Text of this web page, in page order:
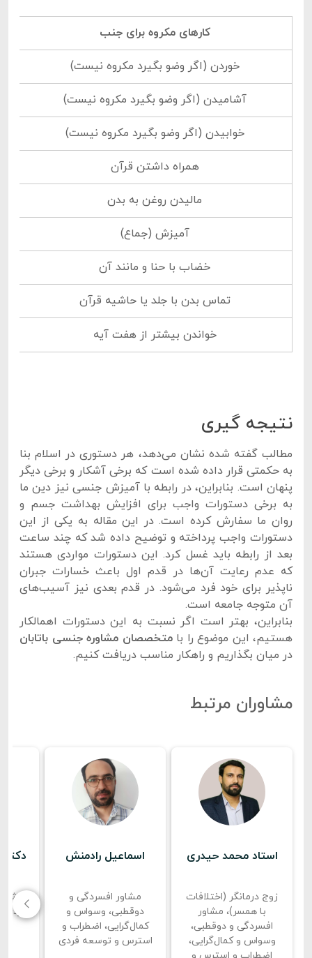
کارهای مکروه برای جنب
خوردن (اگر وضو بگیرد مکروه نیست)
آشامیدن (اگر وضو بگیرد مکروه نیست)
خوابیدن (اگر وضو بگیرد مکروه نیست)
همراه داشتن قرآن
مالیدن روغن به بدن
آمیزش (جماع)
خضاب با حنا و مانند آن
تماس بدن با جلد یا حاشیه قرآن
خواندن بیشتر از هفت آیه
نتیجه گیری
مطالب گفته شده نشان می‌دهد، هر دستوری در اسلام بنا
به حکمتی قرار داده شده است که برخی آشکار و برخی دیگر
پنهان است. بنابراین، در رابطه با آمیزش جنسی نیز دین ما
به برخی دستورات واجب برای افزایش بهداشت جسم و
روان ما سفارش کرده است. در این مقاله به یکی از این
دستورات واجب پرداخته و توضیح داده شد که چند ساعت
بعد از رابطه باید غسل کرد. این دستورات مواردی هستند
که عدم رعایت آن‌ها در قدم اول باعث خسارات جبران
ناپذیر برای خود فرد می‌شود. در قدم بعدی نیز آسیب‌های
آن متوجه جامعه است.
بنابراین، بهتر است اگر نسبت به این دستورات اهمالکار
هستیم، این موضوع را بامتخصصان مشاوره جنسی باتابان
در میان بگذاریم و راهکار مناسب دریافت کنیم.
مشاوران مرتبط
استاد محمد حیدری
زوج درمانگر (اختلافات
با همسر)، مشاور
افسردگی و دوقطبی،
وسواس و کمال‌گرایی،
اسماعیل رادمنش
مشاور افسردگی و
دوقطبی، وسواس و
کمال‌گرایی، اضطراب و
استرس و توسعه فردی
دکتر